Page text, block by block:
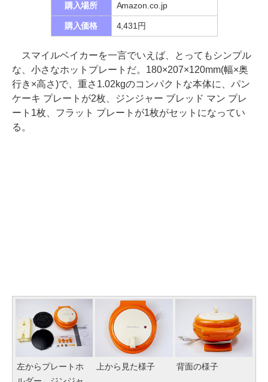
購入場所 Amazon.co.jp
購入価格 4,431円
スマイルベイカーを一言でいえば、とってもシンプル
な、小さなホットプレートだ。180×207×120mm(幅×奥
行き×高さ)で、重さ1.02kgのコンパクトな本体に、パン
ケーキ プレートが2枚、ジンジャー ブレッド マン プレ
ート1枚、フラット プレートが1枚がセットになってい
る。
左からプレートホ
上から見た様子 背面の様子